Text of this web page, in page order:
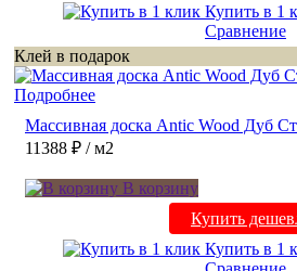
Купить в 1
Сравнение
Клей в подарок
Подробнее
Массивная доска Antic Wood Дуб
11388 ₽ / м2
В корзину
Купить
Купить в 1